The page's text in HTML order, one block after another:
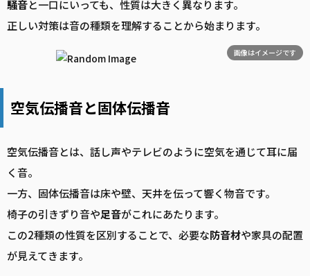
騒音と一口にいっても、性質は大きく異なります。
正しい対策は音の種類を理解することから始まります。
画像はイメージです
空気伝播音と固体伝播音
空気伝播音とは、話し声やテレビのように空気を通じて耳に届
く音。
一方、固体伝播音は床や壁、天井を伝って響く物音です。
椅子の引きずり音や足音がこれにあたります。
この2種類の性質を区別することで、必要な防音材や家具の配置
が見えてきます。